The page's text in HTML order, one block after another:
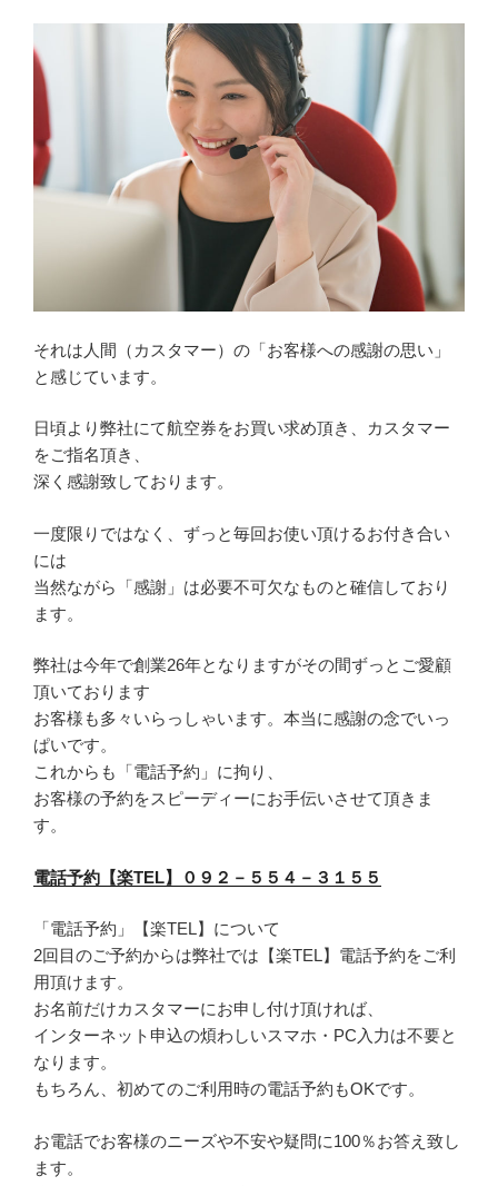
それは人間（カスタマー）の「お客様への感謝の思い」
と感じています。
日頃より弊社にて航空券をお買い求め頂き、カスタマー
をご指名頂き、
深く感謝致しております。
一度限りではなく、ずっと毎回お使い頂けるお付き合い
には
当然ながら「感謝」は必要不可欠なものと確信しており
ます。
弊社は今年で創業26年となりますがその間ずっとご愛顧
頂いております
お客様も多々いらっしゃいます。本当に感謝の念でいっ
ぱいです。
これからも「電話予約」に拘り、
お客様の予約をスピーディーにお手伝いさせて頂きま
す。
電話予約【楽TEL】０９２－５５４－３１５５
「電話予約」【楽TEL】について
2回目のご予約からは弊社では【楽TEL】電話予約をご利
用頂けます。
お名前だけカスタマーにお申し付け頂ければ、
インターネット申込の煩わしいスマホ・PC入力は不要と
なります。
もちろん、初めてのご利用時の電話予約もOKです。
お電話でお客様のニーズや不安や疑問に100％お答え致し
ます。